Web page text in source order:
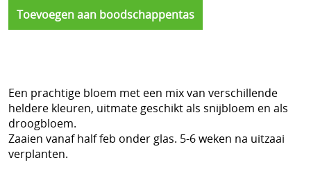
Een prachtige bloem met een mix van verschillende
heldere kleuren, uitmate geschikt als snijbloem en als
droogbloem.
Zaaien vanaf half feb onder glas. 5-6 weken na uitzaai
verplanten.